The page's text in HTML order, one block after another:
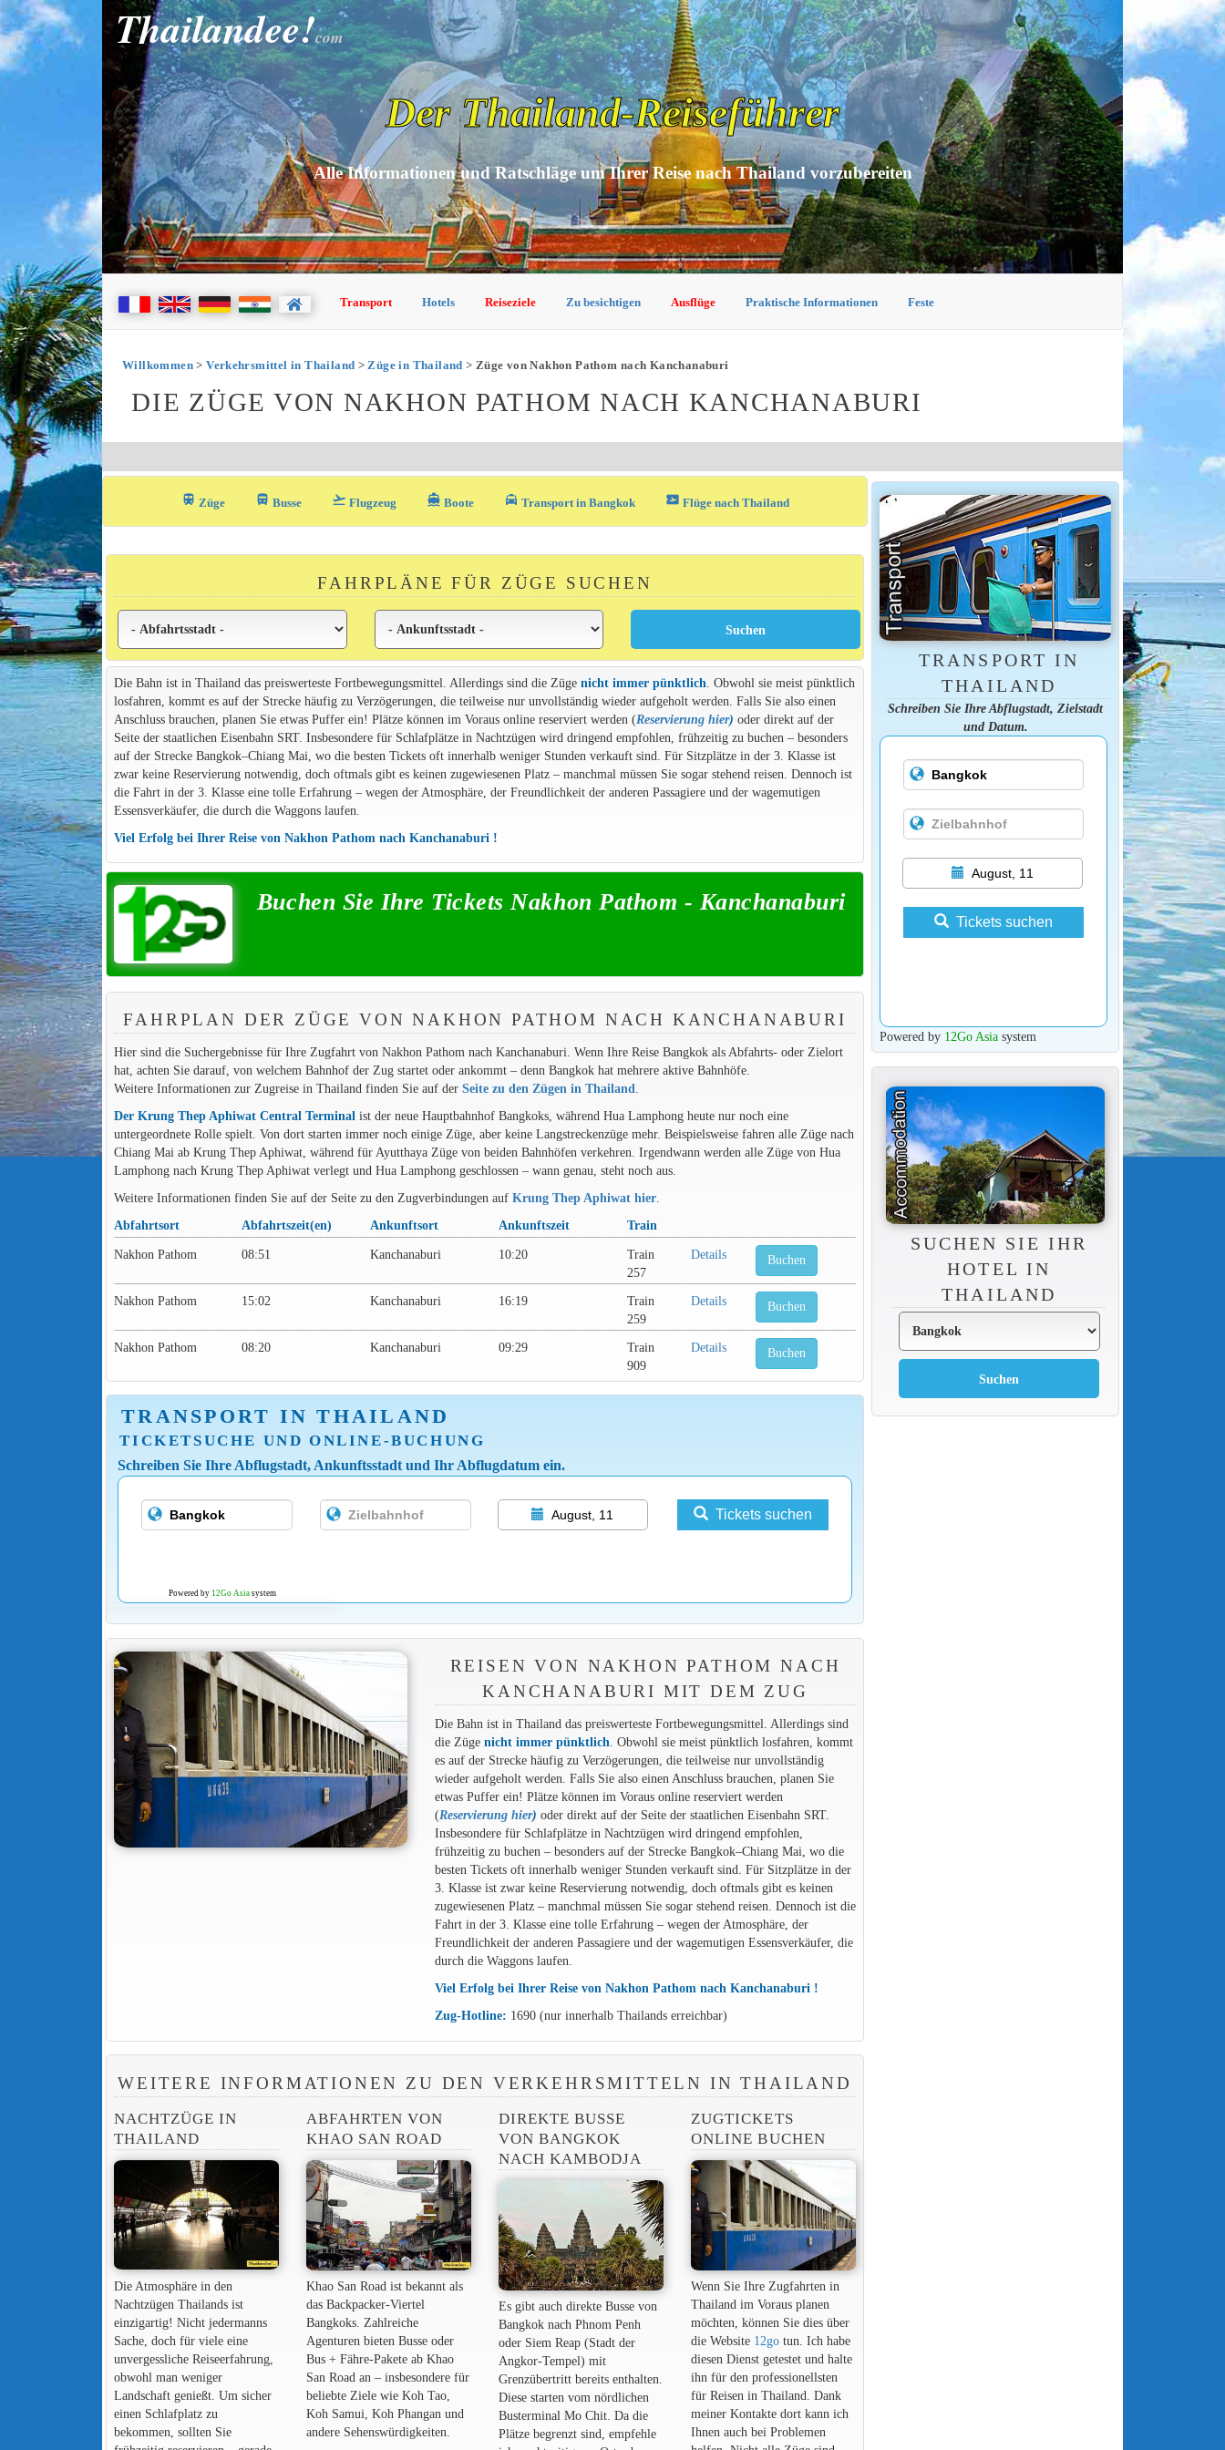
Thailandee!com
Der Thailand-Reiseführer
Alle Informationen und Ratschläge um Ihrer Reise nach Thailand vorzubereiten
Transport Hotels Reiseziele Zu besichtigen Ausflüge Praktische Informationen Feste
Willkommen>Verkehrsmittel in Thailand >Züge in Thailand > Züge von Nakhon Pathom nach Kanchanaburi
DIE ZÜGE VON NAKHON PATHOM NACH KANCHANABURI
train Züge directions_bus_filled Busse flight_takeoff Flugzeug directions_boat Boote local_taxi Transport in Bangkok airplane_ticket Flüge nach Thailand
FAHRPLÄNE FÜR ZÜGE SUCHEN
Die Bahn ist in Thailand das preiswerteste Fortbewegungsmittel. Allerdings sind die Züge nicht immer pünktlich . Obwohl sie meist pünktlich
losfahren, kommt es auf der Strecke häufig zu Verzögerungen, die teilweise nur unvollständig wieder aufgeholt werden. Falls Sie also einen
Anschluss brauchen, planen Sie etwas Puffer ein! Plätze können im Voraus online reserviert werden (Reservierung hier) oder direkt auf der
Seite der staatlichen Eisenbahn SRT. Insbesondere für Schlafplätze in Nachtzügen wird dringend empfohlen, frühzeitig zu buchen – besonders
auf der Strecke Bangkok–Chiang Mai, wo die besten Tickets oft innerhalb weniger Stunden verkauft sind. Für Sitzplätze in der 3. Klasse ist
zwar keine Reservierung notwendig, doch oftmals gibt es keinen zugewiesenen Platz – manchmal müssen Sie sogar stehend reisen. Dennoch ist
die Fahrt in der 3. Klasse eine tolle Erfahrung – wegen der Atmosphäre, der Freundlichkeit der anderen Passagiere und der wagemutigen
Essensverkäufer, die durch die Waggons laufen.
Viel Erfolg bei Ihrer Reise von Nakhon Pathom nach Kanchanaburi !
Buchen Sie Ihre Tickets Nakhon Pathom - Kanchanaburi
FAHRPLAN DER ZÜGE VON NAKHON PATHOM NACH KANCHANABURI
Hier sind die Suchergebnisse für Ihre Zugfahrt von Nakhon Pathom nach Kanchanaburi. Wenn Ihre Reise Bangkok als Abfahrts- oder Zielort
hat, achten Sie darauf, von welchem Bahnhof der Zug startet oder ankommt – denn Bangkok hat mehrere aktive Bahnhöfe.
Weitere Informationen zur Zugreise in Thailand finden Sie auf der Seite zu den Zügen in Thailand.
Der Krung Thep Aphiwat Central Terminalist der neue Hauptbahnhof Bangkoks, während Hua Lamphong heute nur noch eine
untergeordnete Rolle spielt. Von dort starten immer noch einige Züge, aber keine Langstreckenzüge mehr. Beispielsweise fahren alle Züge nach
Chiang Mai ab Krung Thep Aphiwat, während für Ayutthaya Züge von beiden Bahnhöfen verkehren. Irgendwann werden alle Züge von Hua
Lamphong nach Krung Thep Aphiwat verlegt und Hua Lamphong geschlossen – wann genau, steht noch aus.
Weitere Informationen finden Sie auf der Seite zu den Zugverbindungen auf Krung Thep Aphiwat hier.
Abfahrtsort
Abfahrtszeit(en) Ankunftsort Ankunftszeit
Train
Nakhon Pathom
08:51 Kanchanaburi 10:20
Train
257
Details Buchen
Nakhon Pathom 15:02 Kanchanaburi 16:19
Train
259
Details Buchen
Nakhon Pathom 08:20 Kanchanaburi 09:29
Train
909
Details Buchen
TRANSPORT IN THAILAND
TICKETSUCHE UND ONLINE-BUCHUNG
Schreiben Sie Ihre Abflugstadt, Ankunftsstadt und Ihr Abflugdatum ein.
August, 11 Tickets suchen
Powered by 12Go Asia system
REISEN VON NAKHON PATHOM NACH
KANCHANABURI MIT DEM ZUG
Die Bahn ist in Thailand das preiswerteste Fortbewegungsmittel. Allerdings sind
die Züge nicht immer pünktlich. Obwohl sie meist pünktlich losfahren, kommt
es auf der Strecke häufig zu Verzögerungen, die teilweise nur unvollständig
wieder aufgeholt werden. Falls Sie also einen Anschluss brauchen, planen Sie
etwas Puffer ein! Plätze können im Voraus online reserviert werden
(Reservierung hier) oder direkt auf der Seite der staatlichen Eisenbahn SRT.
Insbesondere für Schlafplätze in Nachtzügen wird dringend empfohlen,
frühzeitig zu buchen – besonders auf der Strecke Bangkok–Chiang Mai, wo die
besten Tickets oft innerhalb weniger Stunden verkauft sind. Für Sitzplätze in der
3. Klasse ist zwar keine Reservierung notwendig, doch oftmals gibt es keinen
zugewiesenen Platz – manchmal müssen Sie sogar stehend reisen. Dennoch ist die
Fahrt in der 3. Klasse eine tolle Erfahrung – wegen der Atmosphäre, der
Freundlichkeit der anderen Passagiere und der wagemutigen Essensverkäufer, die
durch die Waggons laufen.
Viel Erfolg bei Ihrer Reise von Nakhon Pathom nach Kanchanaburi !
Zug-Hotline: 1690 (nur innerhalb Thailands erreichbar)
WEITERE INFORMATIONEN ZU DEN VERKEHRSMITTELN IN THAILAND
NACHTZÜGE IN
THAILAND
Die Atmosphäre in den
Nachtzügen Thailands ist
einzigartig! Nicht jedermanns
Sache, doch für viele eine
unvergessliche Reiseerfahrung,
obwohl man weniger
Landschaft genießt. Um sicher
einen Schlafplatz zu
bekommen, sollten Sie
ABFAHRTEN VON
KHAO SAN ROAD
Khao San Road ist bekannt als
das Backpacker-Viertel
Bangkoks. Zahlreiche
Agenturen bieten Busse oder
Bus + Fähre-Pakete ab Khao
San Road an – insbesondere für
beliebte Ziele wie Koh Tao,
Koh Samui, Koh Phangan und
andere Sehenswürdigkeiten.
DIREKTE BUSSE
VON BANGKOK
NACH KAMBODJA
Es gibt auch direkte Busse von
Bangkok nach Phnom Penh
oder Siem Reap (Stadt der
Angkor-Tempel) mit
Grenzübertritt bereits enthalten.
Diese starten vom nördlichen
Busterminal Mo Chit. Da die
Plätze begrenzt sind, empfehle
ZUGTICKETS
ONLINE BUCHEN
Wenn Sie Ihre Zugfahrten in
Thailand im Voraus planen
möchten, können Sie dies über
die Website 12go tun. Ich habe
diesen Dienst getestet und halte
ihn für den professionellsten
für Reisen in Thailand. Dank
meiner Kontakte dort kann ich
Ihnen auch bei Problemen
TRANSPORT IN
THAILAND
Schreiben Sie Ihre Abflugstadt, Zielstadt
und Datum.
August, 11
Tickets suchen
Powered by 12Go Asiasystem
SUCHEN SIE IHR
HOTEL IN
THAILAND